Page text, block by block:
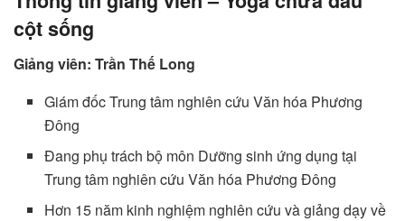
cột sống
Giảng viên: Trần Thế Long
Giám đốc Trung tâm nghiên cứu Văn hóa Phương
Đông
Đang phụ trách bộ môn Dưỡng sinh ứng dụng tại
Trung tâm nghiên cứu Văn hóa Phương Đông
Hơn 15 năm kinh nghiệm nghiên cứu và giảng dạy về